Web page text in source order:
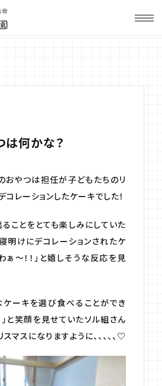
何かな？
おやつは担任が子どもたちのリ
コレーションしたケーキでした！
ことをとても楽しみにしていた
明けにデコレーションされたケ
ぁ～！！」と嬉しそうな反応を見
ケーキを選び食べることができ
」と笑顔を見せていたソル組さん
マスになりますように、、、、、♡